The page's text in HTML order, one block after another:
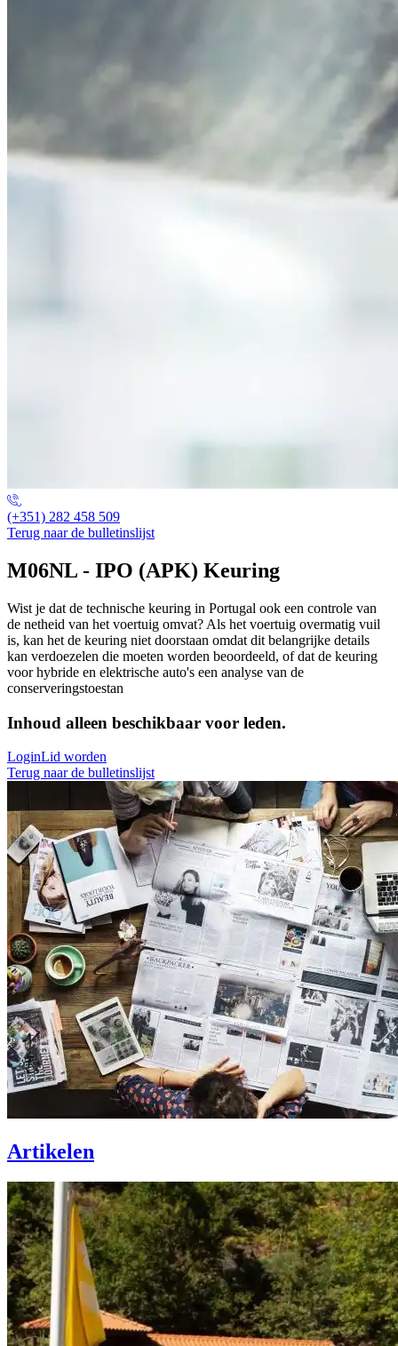
(+351) 282 458 509
Terug naar de bulletinslijst
M06NL - IPO (APK) Keuring
Wist je dat de technische keuring in Portugal ook een controle van
de netheid van het voertuig omvat? Als het voertuig overmatig vuil
is, kan het de keuring niet doorstaan omdat dit belangrijke details
kan verdoezelen die moeten worden beoordeeld, of dat de keuring
voor hybride en elektrische auto's een analyse van de
conserveringstoestan
Inhoud alleen beschikbaar voor leden.
LoginLid worden
Terug naar de bulletinslijst
Artikelen